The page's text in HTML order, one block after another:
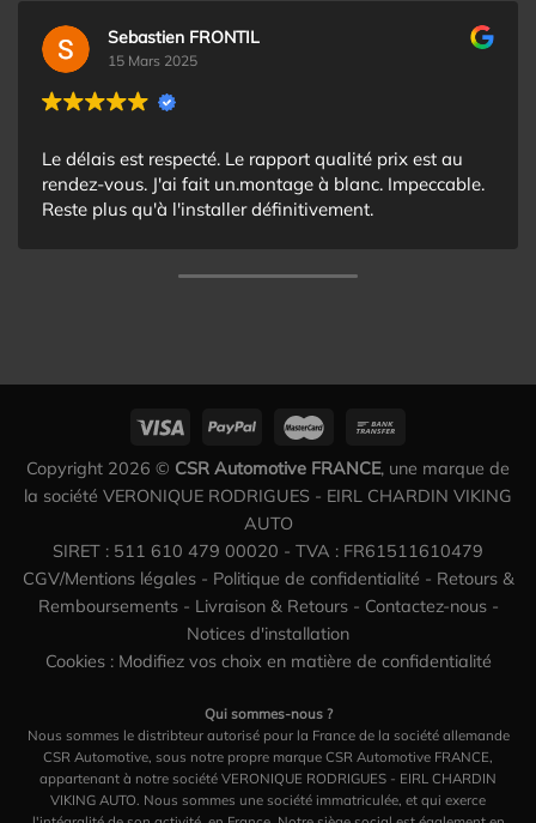
Sebastien FRONTIL
15 Mars 2025
Le délais est respecté. Le rapport qualité prix est au
rendez-vous. J'ai fait un.montage à blanc. Impeccable.
Reste plus qu'à l'installer définitivement.
Copyright 2026 © CSR Automotive FRANCE, une marque de
la société VERONIQUE RODRIGUES - EIRL CHARDIN VIKING
AUTO
SIRET : 511 610 479 00020 - TVA : FR61511610479
CGV/Mentions légales- Politique de confidentialité - Retours &
Remboursements- Livraison & Retours- Contactez-nous-
Notices d'installation
Cookies : Modifiez vos choix en matière de confidentialité
Qui sommes-nous ?
Nous sommes le distribteur autorisé pour la France de la société allemande
CSR Automotive, sous notre propre marque CSR Automotive FRANCE,
appartenant à notre société VERONIQUE RODRIGUES - EIRL CHARDIN
VIKING AUTO. Nous sommes une société immatriculée, et qui exerce